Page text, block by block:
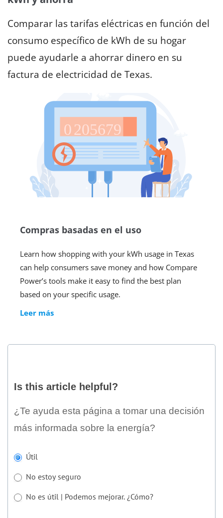
Comparar las tarifas eléctricas en función del
consumo específico de kWh de su hogar
puede ayudarle a ahorrar dinero en su
factura de electricidad de Texas.
Compras basadas en el uso
Learn how shopping with your kWh usage in Texas
can help consumers save money and how Compare
Power’s tools make it easy to find the best plan
based on your specific usage.
Leer másCompras
helpful?
Is this article helpful?
¿Te ayuda esta página a tomar una decisión
más informada sobre la energía?
Útil
No estoy seguro
No es útil | Podemos mejorar. ¿Cómo?
Si
humano,
deja